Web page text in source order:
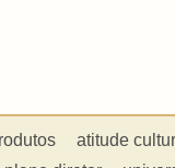
atitude